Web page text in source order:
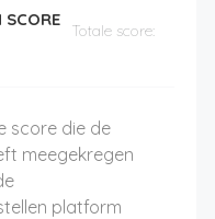
SCORE
Totale score:
score die de
meegekregen
platform